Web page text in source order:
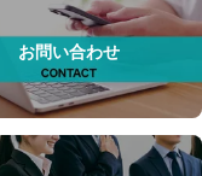
お問い合わせ